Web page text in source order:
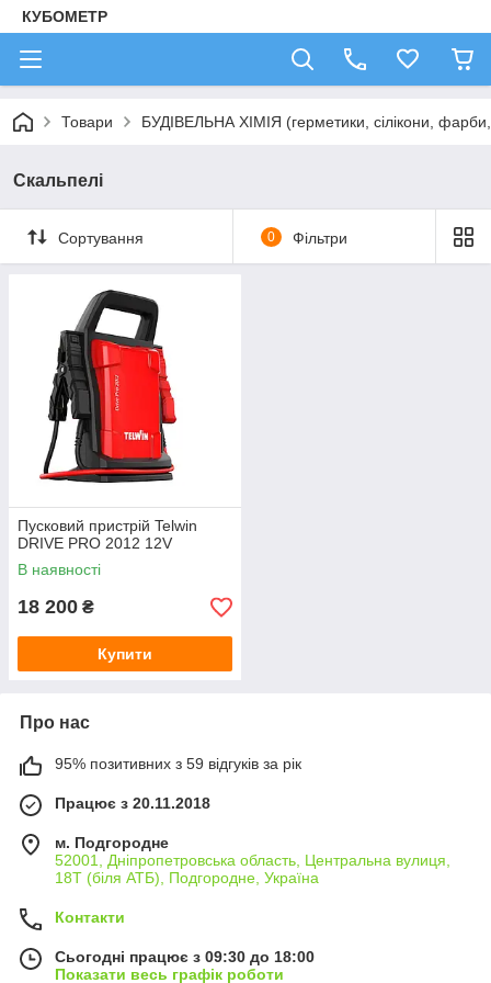
КУБОМЕТР
Товари БУДІВЕЛЬНА ХІМІЯ (герметики, сілікони, фарби,
Скальпелі
Сортування 0 Фільтри
Пусковий пристрій Telwin
DRIVE PRO 2012 12V
В наявності
18 200 ₴
Купити
Про нас
95% позитивних з 59 відгуків за рік
Працює з 20.11.2018
м. Подгородне
52001, Дніпропетровська область, Центральна вулиця,
18Т (біля АТБ), Подгородне, Україна
Контакти
Сьогодні працює з 09:30 до 18:00
Показати весь графік роботи